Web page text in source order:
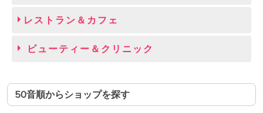
レストラン＆カフェ
ビューティー＆クリニック
50音順からショップを探す